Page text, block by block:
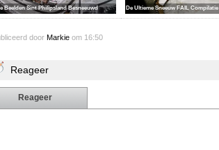
Beelden Sint Philipsland Besneeuwd De Ultieme Sneeuw FAIL Compilatie
door Markie om 16:50
Reageer
Reageer